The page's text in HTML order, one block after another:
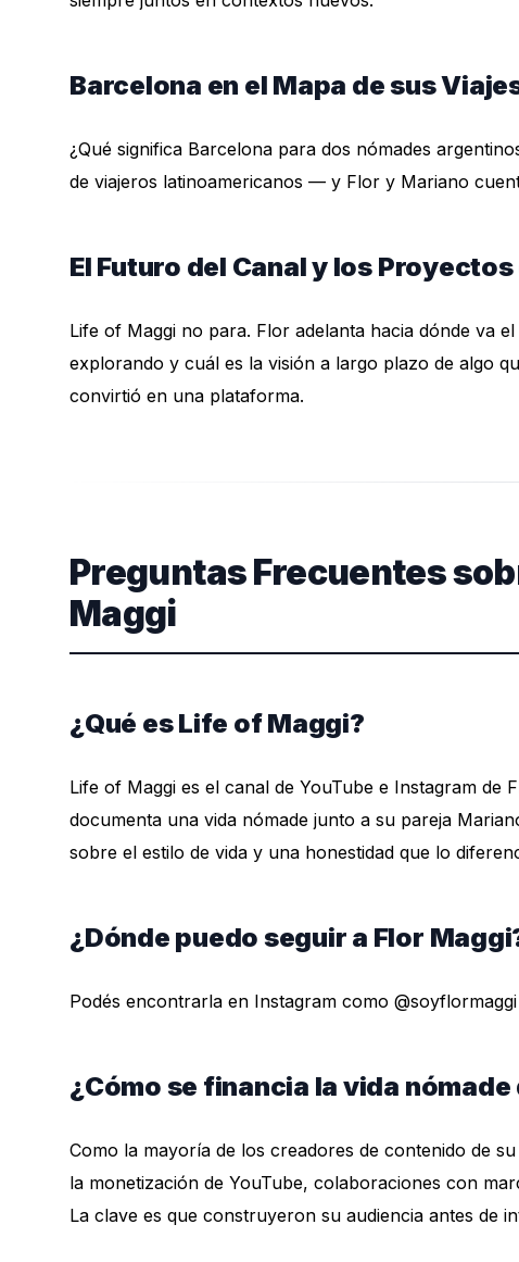
Barcelona en el Mapa de sus
¿Qué significa Barcelona para dos nómades
de viajeros latinoamericanos — y Flor y Mariano
El Futuro del Canal y los
Life of Maggi no para. Flor adelanta hacia dónde va
explorando y cuál es la visión a largo plazo de algo
convirtió en una plataforma.
Preguntas Frecuentes
Maggi
¿Qué es Life of Maggi?
Life of Maggi es el canal de YouTube e Instagram de
documenta una vida nómade junto a su pareja
sobre el estilo de vida y una honestidad que lo
¿Dónde puedo seguir a Flor
Podés encontrarla en Instagram como
¿Cómo se financia la vida nómade
Como la mayoría de los creadores de contenido de
la monetización de YouTube, colaboraciones con
La clave es que construyeron su audiencia antes de